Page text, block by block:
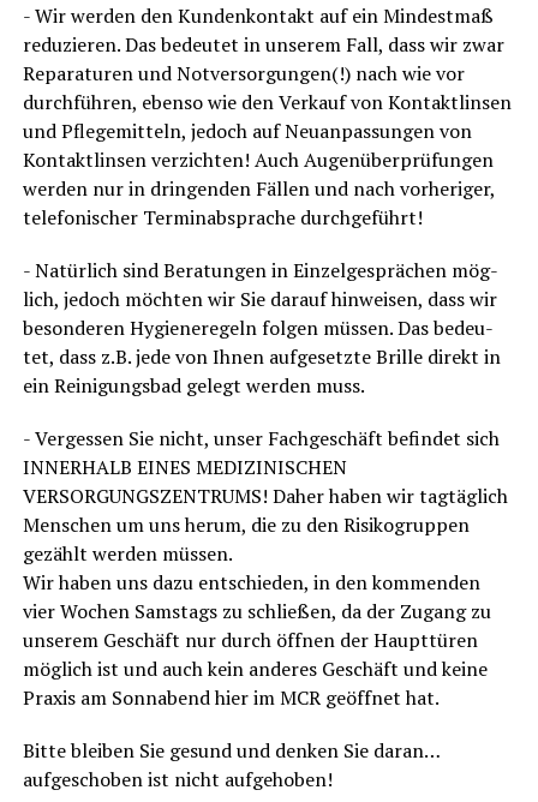
- Wir wer­den den Kun­den­kon­takt auf ein Min­dest­maß
redu­zie­ren. Das bedeu­tet in unse­rem Fall, dass wir zwar
Repa­ra­tu­ren und Not­ver­sor­gun­gen(!) nach wie vor
durch­füh­ren, eben­so wie den Ver­kauf von Kon­takt­lin­sen
und Pfle­ge­mit­teln, jedoch auf Neu­an­pas­sun­gen von
Kon­takt­lin­sen ver­zich­ten! Auch Augen­über­prü­fun­gen
wer­den nur in drin­gen­den Fäl­len und nach vor­he­ri­ger,
tele­fo­ni­scher Ter­min­ab­spra­che durchgeführt!
- Natür­lich sind Bera­tun­gen in Ein­zel­ge­sprä­chen mög­
lich, jedoch möch­ten wir Sie dar­auf hin­wei­sen, dass wir
beson­de­ren Hygie­ne­re­geln fol­gen müs­sen. Das bedeu­
tet, dass z.B. jede von Ihnen auf­ge­setz­te Bril­le direkt in
ein Rei­ni­gungs­bad gelegt wer­den muss.
- Ver­ges­sen Sie nicht, unser Fach­ge­schäft befin­det sich
INNERHALB EINES MEDIZINISCHEN
VERSORGUNGSZENTRUMS! Daher haben wir tag­täg­lich
Men­schen um uns her­um, die zu den Risi­ko­grup­pen
gezählt wer­den müssen.
Wir haben uns dazu ent­schie­den, in den kom­men­den
vier Wochen Sams­tags zu schlie­ßen, da der Zugang zu
unse­rem Geschäft nur durch öff­nen der Haupt­tü­ren
mög­lich ist und auch kein ande­res Geschäft und kei­ne
Pra­xis am Sonn­abend hier im MCR geöff­net hat.
Bit­te blei­ben Sie gesund und den­ken Sie daran…
auf­ge­scho­ben ist nicht aufgehoben!